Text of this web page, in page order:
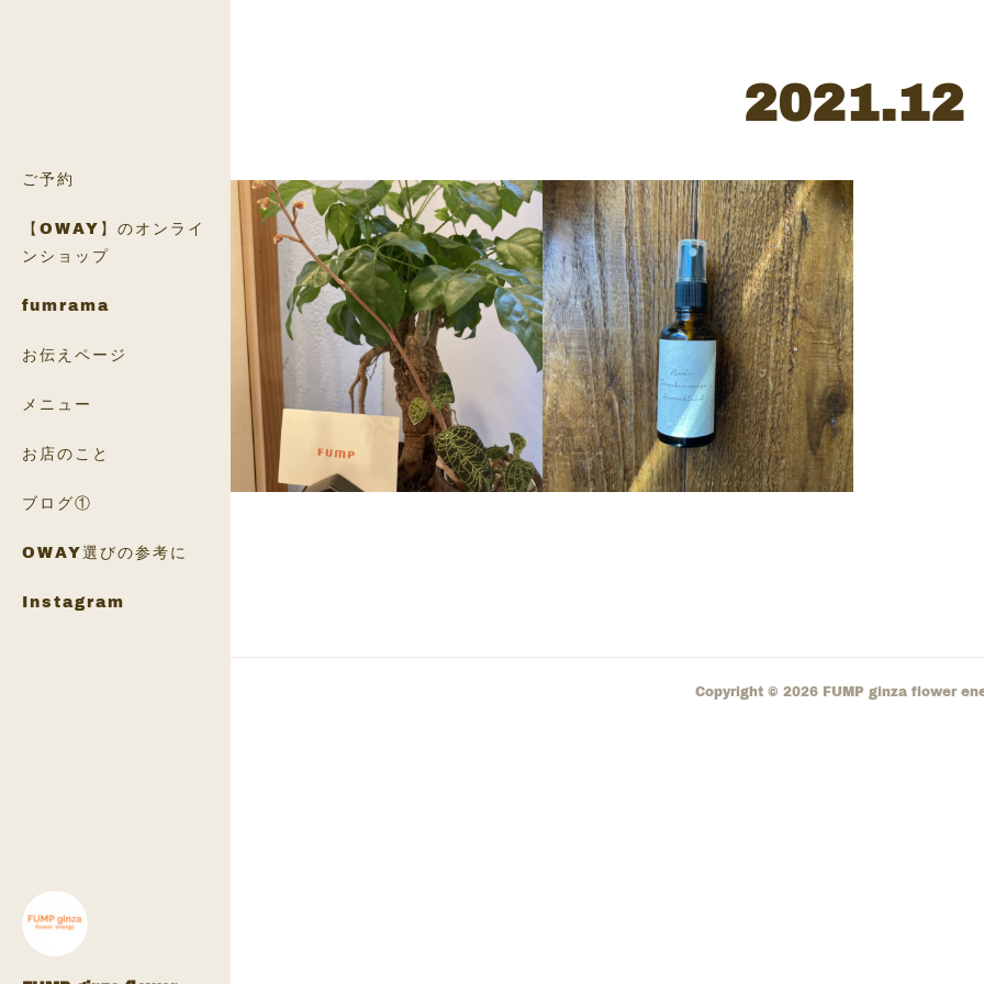
ご予約
【OWAY】のオンライ
ンショップ
fumrama
お伝えページ
メニュー
お店のこと
ブログ①
OWAY選びの参考に
Instagram
2021.12
Copyright © 2026 FUMP ginza flower